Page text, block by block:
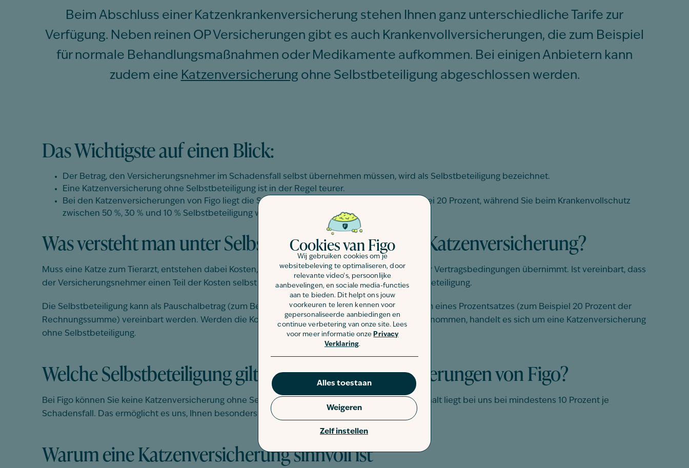
Cookies van Figo
Wij gebruiken cookies om je
websitebeleving te optimaliseren, door
relevante video's, persoonlijke
aanbevelingen, en sociale media-functies
aan te bieden. Dit helpt ons jouw
voorkeuren te leren kennen voor
gepersonaliseerde aanbiedingen en
continue verbetering van onze site. Lees
voor meer informatie onze Privacy
Verklaring.
Alles toestaan
Zelf instellen
Weigeren
Beim Abschluss einer Katzenkrankenversicherung stehen Ihnen ganz unterschiedliche Tarife zur
Verfügung. Neben reinen OP Versicherungen gibt es auch Krankenvollversicherungen, die zum Beispiel
für normale Behandlungsmaßnahmen oder Medikamente aufkommen. Bei einigen Anbietern kann
zudem eine Katzenversicherung ohne Selbstbeteiligung abgeschlossen werden.
Das Wichtigste auf einen Blick:
Der Betrag, den Versicherungsnehmer im Schadensfall selbst übernehmen müssen, wird als Selbstbeteiligung bezeichnet.
Eine Katzenversicherung ohne Selbstbeteiligung ist in der Regel teurer.
Bei den Katzenversicherungen von Figo liegt die Selbstbeteiligung
beim OP-Kostenschutz bei 20 Prozent, während Sie beim Krankenvollschutz
zwischen 50 %, 30 % und 10 % Selbstbeteiligung wählen können.
Was versteht man unter Selbstbeteiligung bei einer Katzenversicherung?
Muss eine Katze zum Tierarzt, entstehen dabei Kosten, die die Katzenversicherung im Rahmen der Vertragsbedingungen übernimmt. Ist vereinbart, dass
der Versicherungsnehmer einen Teil der Kosten selbst tragen muss, spricht man von einer Selbstbeteiligung.
Die Selbstbeteiligung kann als Pauschalbetrag (zum Beispiel 50 Euro je Schadensfall) oder in Form eines Prozentsatzes (zum Beispiel 20 Prozent der
Rechnungssumme) vereinbart werden. Werden die Kosten vollständig von der Versicherung übernommen, handelt es sich um eine Katzenversicherung
ohne Selbstbeteiligung.
Welche Selbstbeteiligung gilt bei den Katzenversicherungen von Figo?
Bei Figo können Sie keine Katzenversicherung ohne Selbstbeteiligung abschließen. Der Selbstbehalt liegt bei uns bei mindestens 10 Prozent je
Schadensfall. Das ermöglicht es uns, Ihnen besonders günstige Tarife anbieten zu können.
Warum eine Katzenversicherung sinnvoll ist